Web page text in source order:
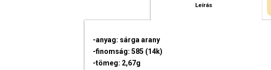
Leírás
-anyag: sárga arany
-finomság: 585 (14k)
-tömeg: 2,67g